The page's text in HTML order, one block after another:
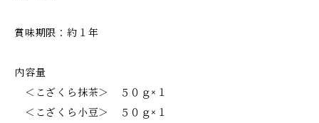
賞味期限：約１年
内容量
＜こざくら抹茶＞ ５０ｇ×１
＜こざくら小豆＞ ５０ｇ×１